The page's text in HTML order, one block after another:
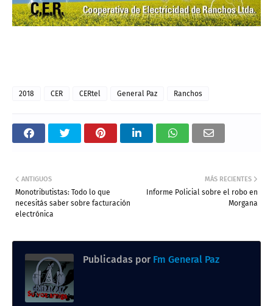
2018 CER CERtel General Paz Ranchos
MÁS RECIENTES
Informe Policial sobre el robo en
Morgana
ANTIGUOS
Monotributistas: Todo lo que
necesitás saber sobre facturación
electrónica
Publicadas por Fm General Paz